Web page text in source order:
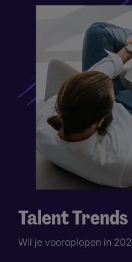
Talent Trends
Wil je vooroplopen in